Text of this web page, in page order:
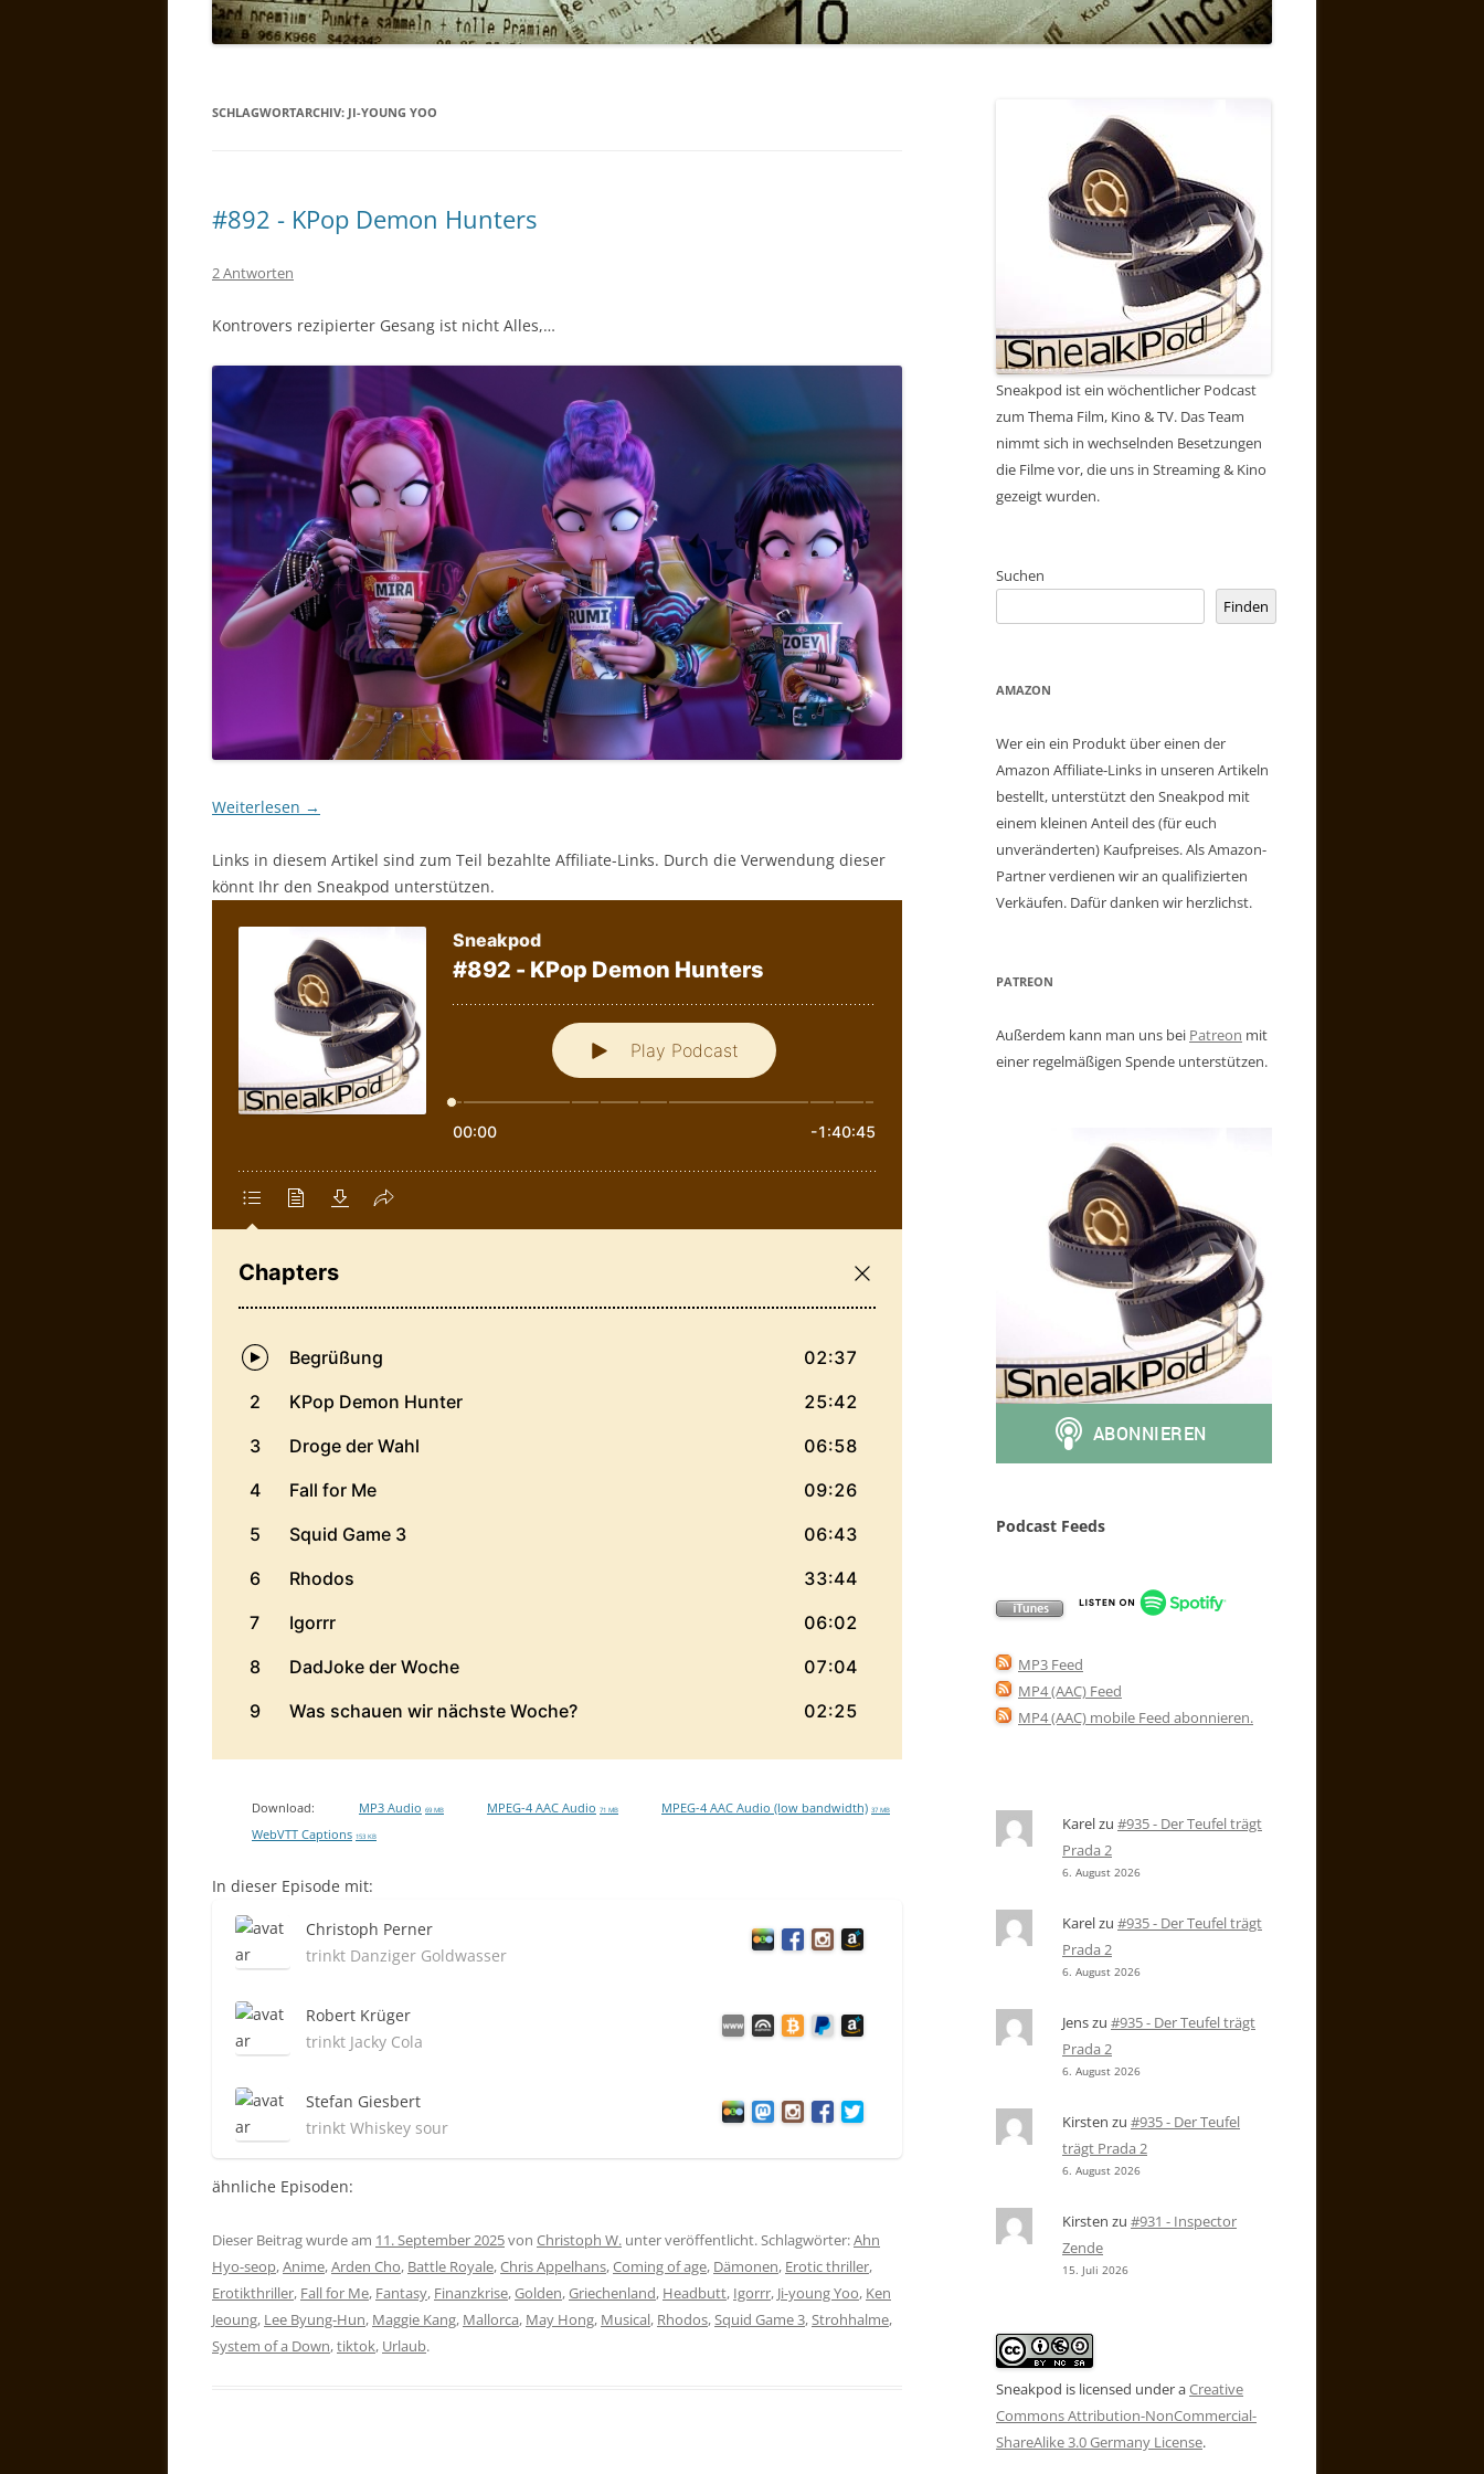
SCHLAGWORTARCHIV: JI-YOUNG YOO
#892 - KPop Demon Hunters
2 Antworten
Kontrovers rezipierter Gesang ist nicht Alles,…
Weiterlesen →
Links in diesem Artikel sind zum Teil bezahlte Affiliate-Links. Durch die Verwendung dieser
könnt Ihr den Sneakpod unterstützen.
Download: MP3 Audio 69 MB MPEG-4 AAC Audio 71 MB MPEG-4 AAC Audio (low bandwidth) 37 MB
WebVTT Captions 153 KB
In dieser Episode mit:
Christoph Perner
trinkt Danziger Goldwasser
Robert Krüger
trinkt Jacky Cola
Stefan Giesbert
trinkt Whiskey sour
ähnliche Episoden:
Dieser Beitrag wurde am 11. September 2025von Christoph W. unter veröffentlicht. Schlagwörter:Ahn
Hyo-seop,Anime,Arden Cho, Battle Royale,Chris Appelhans,Coming of age, Dämonen, Erotic thriller,
Erotikthriller, Fall for Me, Fantasy, Finanzkrise,Golden,Griechenland, Headbutt, Igorrr, Ji-young Yoo, Ken
Jeoung, Lee Byung-Hun, Maggie Kang, Mallorca, May Hong, Musical, Rhodos,Squid Game 3,Strohhalme,
System of a Down,tiktok, Urlaub.
Sneakpod ist ein wöchentlicher Podcast
zum Thema Film, Kino & TV. Das Team
nimmt sich in wechselnden Besetzungen
die Filme vor, die uns in Streaming & Kino
gezeigt wurden.
Suchen
Finden
AMAZON
Wer ein ein Produkt über einen der
Amazon Affiliate-Links in unseren Artikeln
bestellt, unterstützt den Sneakpod mit
einem kleinen Anteil des (für euch
unveränderten) Kaufpreises. Als Amazon-
Partner verdienen wir an qualifizierten
Verkäufen. Dafür danken wir herzlichst.
PATREON
Außerdem kann man uns bei Patreon mit
einer regelmäßigen Spende unterstützen.
Podcast Feeds
MP3 Feed
MP4 (AAC) Feed
MP4 (AAC) mobile Feed abonnieren.
Karelzu #935 - Der Teufel trägt
Prada 2
6. August 2026
Karelzu #935 - Der Teufel trägt
Prada 2
6. August 2026
Jenszu #935 - Der Teufel trägt
Prada 2
6. August 2026
Kirsten zu #935 - Der Teufel
trägt Prada 2
6. August 2026
Kirsten zu #931 - Inspector
Zende
15. Juli 2026
Sneakpod is licensed under aCreative
Commons Attribution-NonCommercial-
ShareAlike 3.0 Germany License.